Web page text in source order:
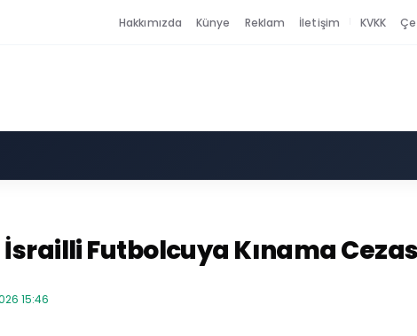
Hakkımızda Künye Reklam İletişim KVKK
Futbolcuya Kınama
15:46